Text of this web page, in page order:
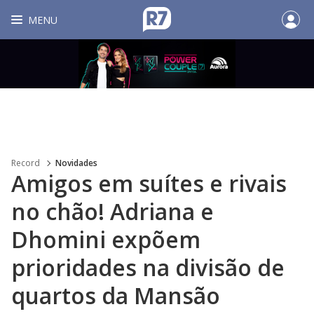
MENU
Record Novidades
Amigos em suítes e rivais
no chão! Adriana e
Dhomini expõem
prioridades na divisão de
quartos da Mansão